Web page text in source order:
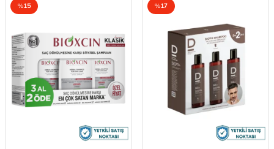
%15 %17